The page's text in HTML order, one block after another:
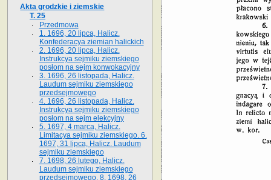
Akta grodzkie i ziemskie
T. 25
Przedmowa
1. 1696, 20 lipca, Halicz.
Konfederacya ziemian halickich
2. 1696, 20 lipca, Halicz.
Instrukcya sejmiku ziemskiego
posłom na sejm konwokacyjny
3. 1696, 26 listopada, Halicz.
Laudum sejmiku ziemskiego
przedsejmowego
4. 1696, 26 listopada, Halicz.
Instrukcya sejmiku ziemskiego
posłom na sejm elekcyjny
5. 1697, 4 marca, Halicz.
Limitacya sejmiku ziemskiego. 6.
1697, 31 lipca, Halicz. Laudum
sejmiku ziemskiego
7. 1698, 26 lutego, Halicz.
Laudum sejmiku ziemskiego
przedsejmowego. 8. 1698, 26